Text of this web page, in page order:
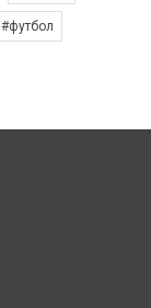
#футбол